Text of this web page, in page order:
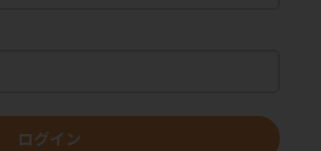
ログイン